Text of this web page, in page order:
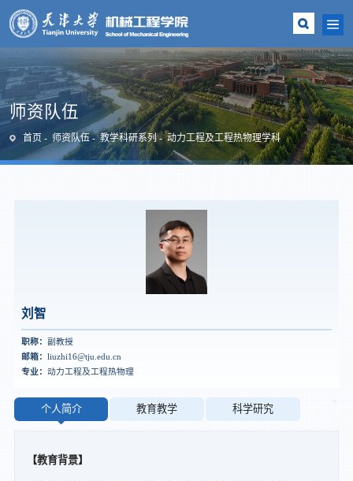
师资队伍
首页 师资队伍 教学科研系列 动力工程及工程热物理学科
刘智
职称： 副教授
邮箱： liuzhi16@tju.edu.cn
专业： 动力工程及工程热物理
个人简介 教育教学 科学研究
【教育背景】